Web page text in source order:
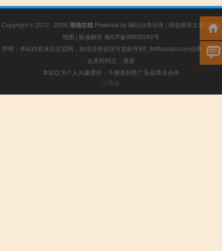
Copyright © 2012 - 2026 湖湘在线 Powered by 网站分类目录 | 精选推荐文章 | 网站
地图 | 疑难解答 湘ICP备06005262号
声明：本站内容来自互联网，如信息有错误可发邮件到f_fb#foxmail.com说明，我们
会及时纠正，谢谢
本站仅为个人兴趣爱好，不接盈利性广告及商业合作
小男孩